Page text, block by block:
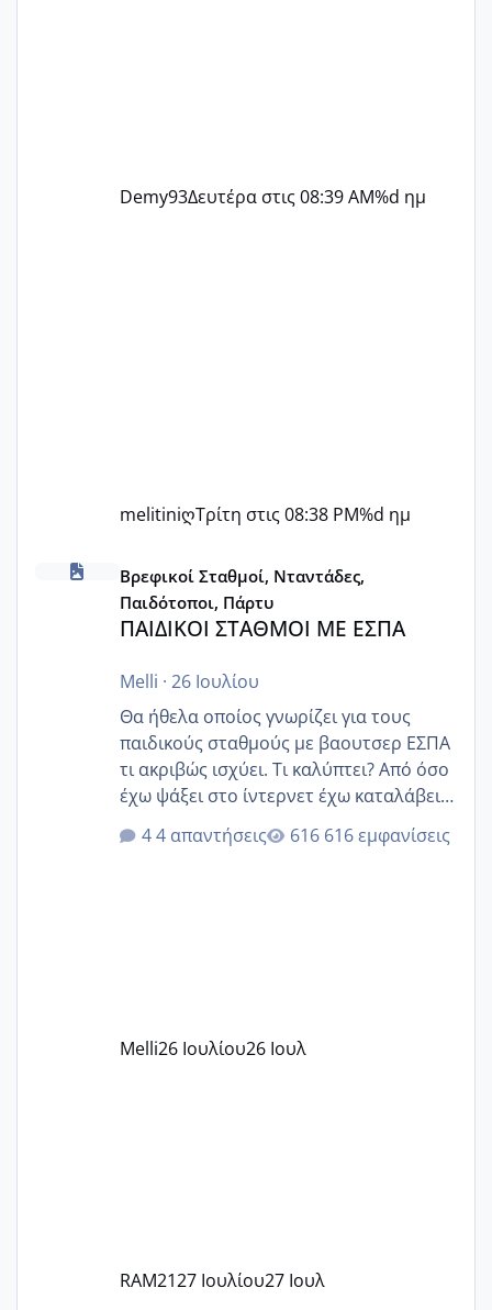
Demy93Δευτέρα στις 08:39 AM%d ημ
melitiniღΤρίτη στις 08:38 PM%d ημ
ΠΑΙΔΙΚΟΙ ΣΤΑΘΜΟΙ ΜΕ ΕΣΠΑ
Βρεφικοί Σταθμοί, Νταντάδες,
Παιδότοποι, Πάρτυ
ΠΑΙΔΙΚΟΙ ΣΤΑΘΜΟΙ ΜΕ ΕΣΠΑ
Melli · 26 Ιουλίου
Θα ήθελα οποίος γνωρίζει για τους
παιδικούς σταθμούς με βαουτσερ ΕΣΠΑ
τι ακριβώς ισχύει. Τι καλύπτει? Από όσο
έχω ψάξει στο ίντερνετ έχω καταλάβει
ότι το βαουτσερ καλύπτει όλα τα
δίδακτρα και τα τροφεια του ιδιωτικού
Εγώ πήγα σε έναν ιδιωτικό παιδικό στ
4 απαντήσεις 616 εμφανίσεις
Melli26 Ιουλίου26 Ιουλ
RAM2127 Ιουλίου27 Ιουλ